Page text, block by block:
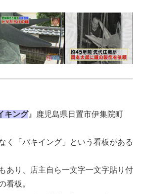
キング』鹿児島県日置市伊集院町
く「バキイング」という看板がある
あり、店主自ら一文字一文字貼り付
看板。